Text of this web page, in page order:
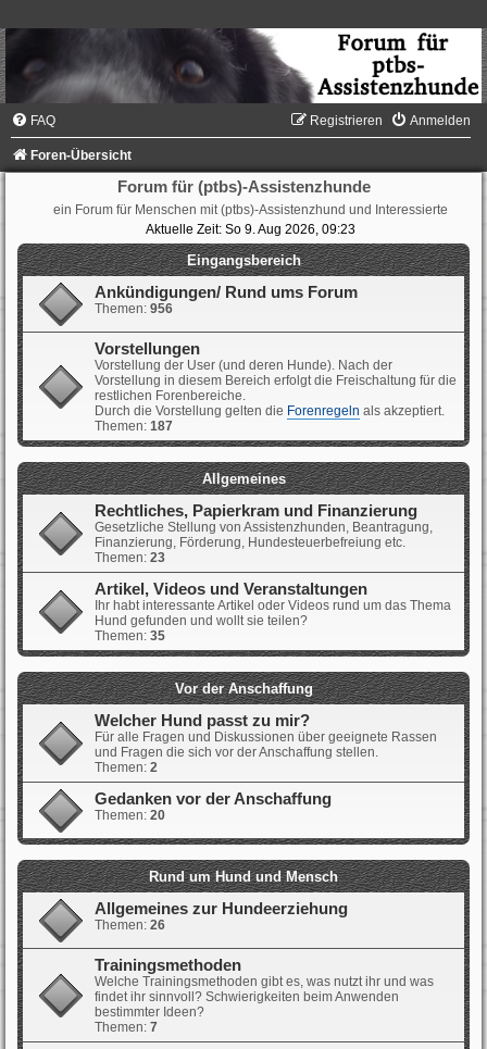
FAQ Anmelden
Registrieren
Foren-Übersicht
Forum für (ptbs)-Assistenzhunde
ein Forum für Menschen mit (ptbs)-Assistenzhund und Interessierte
Aktuelle Zeit: So 9. Aug 2026, 09:23
Eingangsbereich
Ankündigungen/ Rund ums Forum
Themen: 956
Vorstellungen
Vorstellung der User (und deren Hunde). Nach der
Vorstellung in diesem Bereich erfolgt die Freischaltung für die
restlichen Forenbereiche.
Durch die Vorstellung gelten die Forenregeln als akzeptiert.
Themen: 187
Allgemeines
Rechtliches, Papierkram und Finanzierung
Gesetzliche Stellung von Assistenzhunden, Beantragung,
Finanzierung, Förderung, Hundesteuerbefreiung etc.
Themen: 23
Artikel, Videos und Veranstaltungen
Ihr habt interessante Artikel oder Videos rund um das Thema
Hund gefunden und wollt sie teilen?
Themen: 35
Vor der Anschaffung
Welcher Hund passt zu mir?
Für alle Fragen und Diskussionen über geeignete Rassen
und Fragen die sich vor der Anschaffung stellen.
Themen: 2
Gedanken vor der Anschaffung
Themen: 20
Rund um Hund und Mensch
Allgemeines zur Hundeerziehung
Themen: 26
Trainingsmethoden
Welche Trainingsmethoden gibt es, was nutzt ihr und was
findet ihr sinnvoll? Schwierigkeiten beim Anwenden
bestimmter Ideen?
Themen: 7